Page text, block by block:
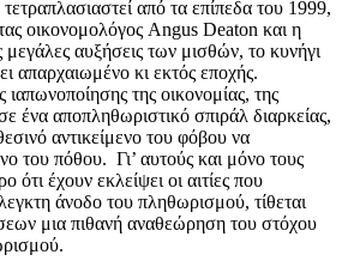
από τα επίπεδα του 1999,
οικονομολόγος Angus Deaton και η
μεγάλες αυξήσεις των μισθών, το κυνήγι
απαρχαιωμένο κι εκτός εποχής.
της οικονομίας, της
ένα αποπληθωριστικό σπιράλ διαρκείας,
αντικείμενο του φόβου να
του πόθου. Γι’ αυτούς και μόνο τους
ότι έχουν εκλείψει οι αιτίες που
άνοδο του πληθωρισμού, τίθεται
μια πιθανή αναθεώρηση του στόχου